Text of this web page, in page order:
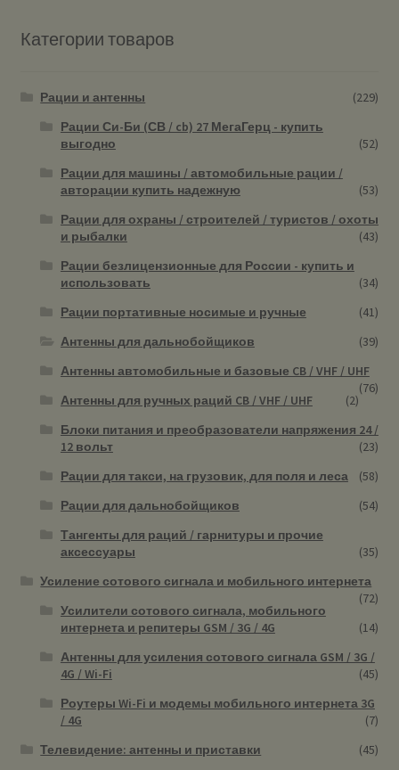
Категории товаров
Рации и антенны
(229)
Рации Си-Би (СВ / cb) 27 МегаГерц - купить
выгодно
(52)
Рации для машины / автомобильные рации /
авторации купить надежную
(53)
Рации для охраны / строителей / туристов / охоты
и рыбалки
(43)
Рации безлицензионные для России - купить и
использовать
(34)
Рации портативные носимые и ручные
(41)
Антенны для дальнобойщиков
(39)
Антенны автомобильные и базовые CB / VHF / UHF
(76)
Антенны для ручных раций CB / VHF / UHF
(2)
Блоки питания и преобразователи напряжения 24 /
12 вольт
(23)
Рации для такси, на грузовик, для поля и леса
(58)
Рации для дальнобойщиков
(54)
Тангенты для раций / гарнитуры и прочие
аксессуары
(35)
Усиление сотового сигнала и мобильного интернета
(72)
Усилители сотового сигнала, мобильного
интернета и репитеры GSM / 3G / 4G
(14)
Антенны для усиления сотового сигнала GSM / 3G /
4G / Wi-Fi
(45)
Роутеры Wi-Fi и модемы мобильного интернета 3G
/ 4G
(7)
Телевидение: антенны и приставки
(45)